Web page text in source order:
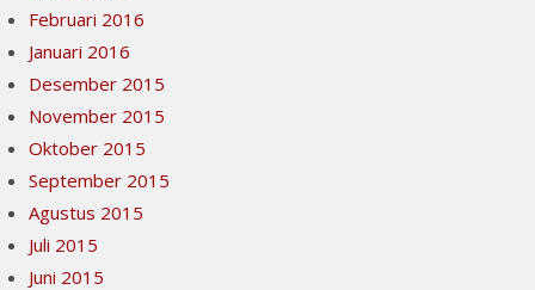
Februari 2016
Januari 2016
Desember 2015
November 2015
Oktober 2015
September 2015
Agustus 2015
Juli 2015
Juni 2015